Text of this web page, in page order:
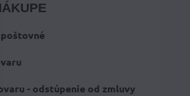
- odstúpenie od zmluvy